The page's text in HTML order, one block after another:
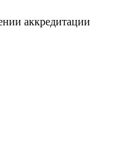
аккредитации